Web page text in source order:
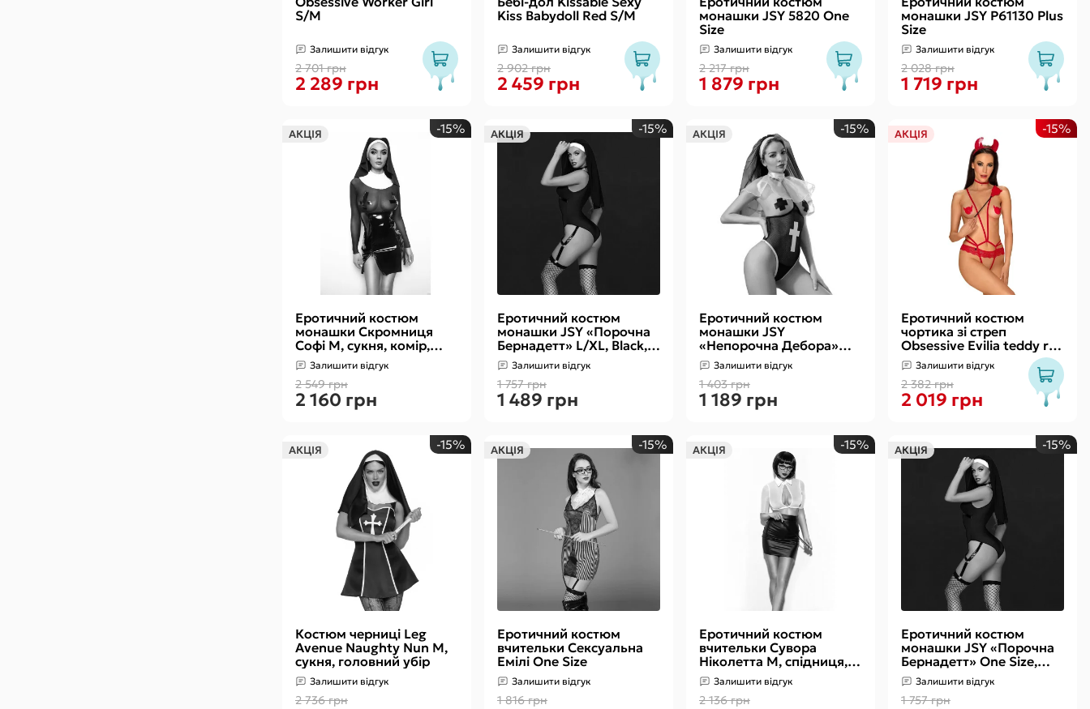
S/M
Залишити відгук
2 701 грн
2 289 грн
Kiss Babydoll Red S/M
Залишити відгук
2 902 грн
2 459 грн
монашки JSY 5820 One
Size
Залишити відгук
2 217 грн
1 879 грн
монашки JSY P61130 Plus
Size
Залишити відгук
2 028 грн
1 719 грн
АКЦІЯ
Еротичний костюм
монашки Скромниця
Софі M, сукня, комір,
головний убір
Залишити відгук
2 549 грн
-15%
2 160 грн
АКЦІЯ
Еротичний костюм
монашки JSY «Порочна
Бернадетт» L/XL, Black,
боді, підв’язки, головний
убірЗалишити відгук
1 757 грн
-15%
1 489 грн
АКЦІЯ
Еротичний костюм
монашки JSY
«Непорочна Дебора»
One Size, боді, пестис,
чокер з воланом, вуаль
Залишити відгук
1 403 грн
-15%
1 189 грн
АКЦІЯ
Еротичний костюм
чортика зі стреп
Obsessive Evilia teddy red
L/XL, боді, чокер,
накладки на соски, о
Залишити відгук
2 382 грн
-15%
2 019 грн
АКЦІЯ
Костюм черниці Leg
Avenue Naughty Nun M,
сукня, головний убір
Залишити відгук
2 736 грн
-15% АКЦІЯ
Еротичний костюм
вчительки Сексуальна
Емілі One Size
Залишити відгук
1 816 грн
-15% АКЦІЯ
Еротичний костюм
вчительки Сувора
Ніколетта М, спідниця,
блузаЗалишити відгук
2 136 грн
-15% АКЦІЯ
Еротичний костюм
монашки JSY «Порочна
Бернадетт» One Size,
Black, боді, підв’язки,
головний убір
Залишити відгук
1 757 грн
-15%